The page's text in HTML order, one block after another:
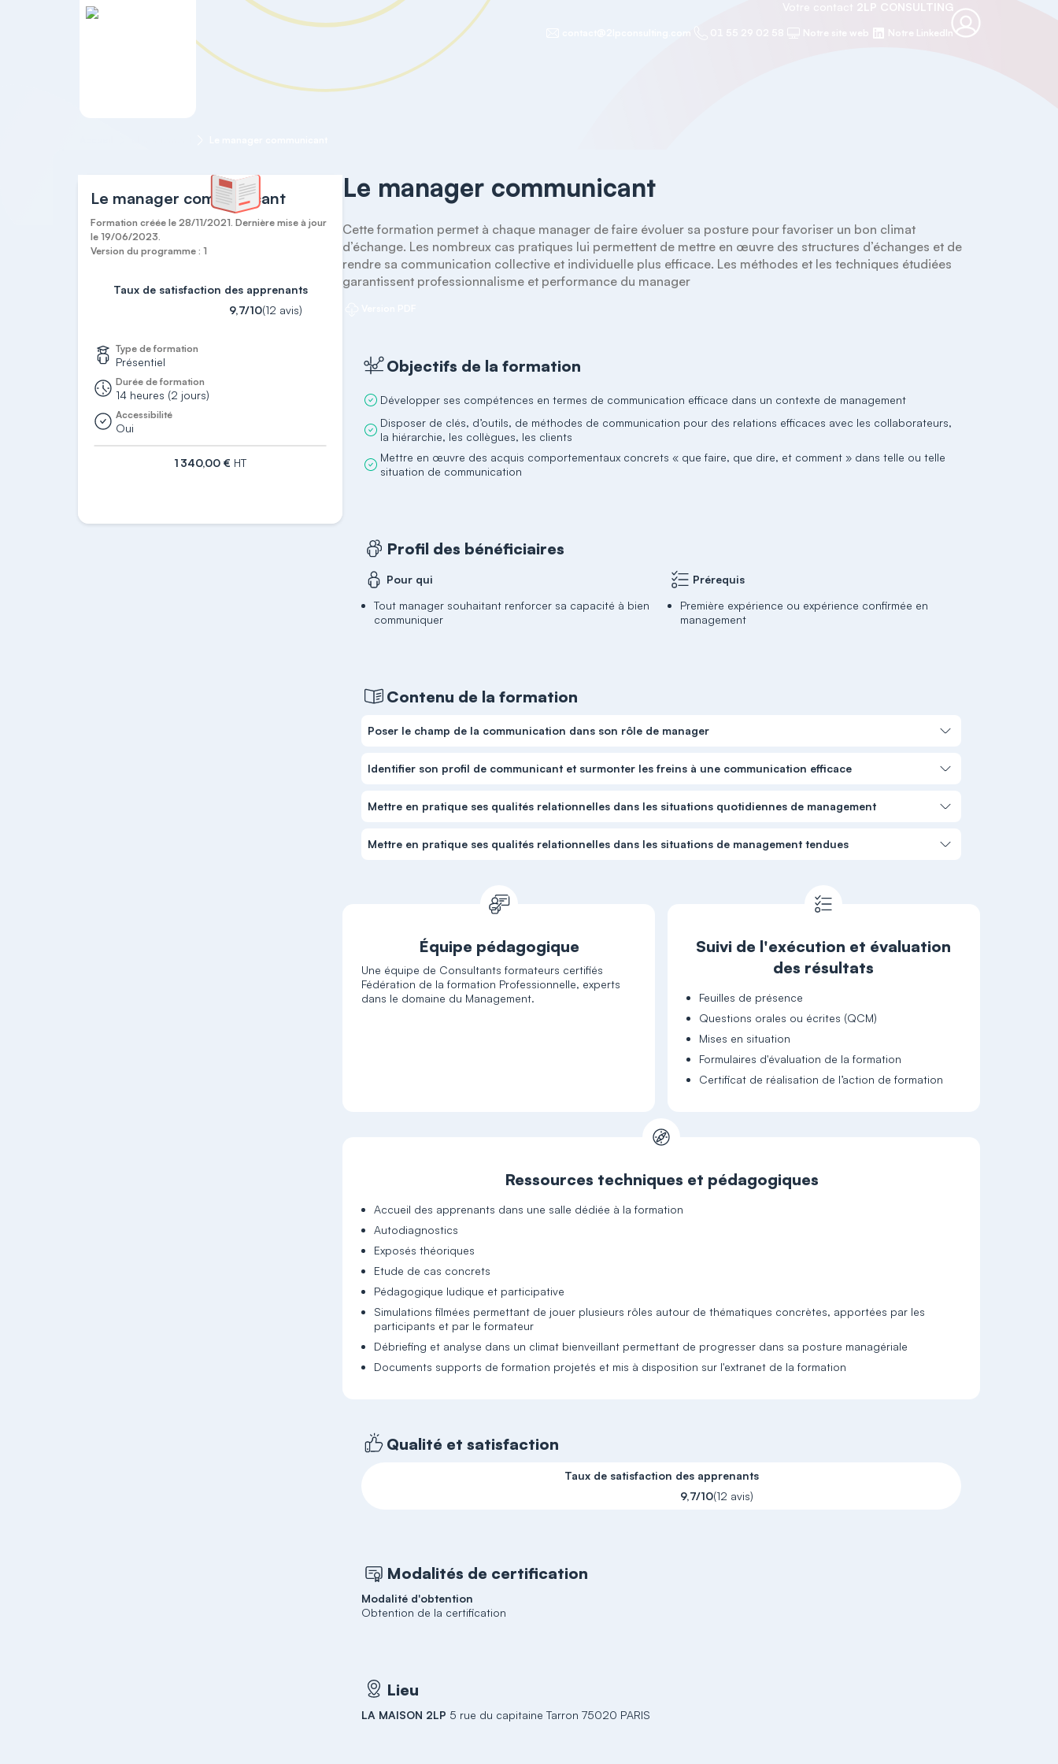
Votre contact 2LP CONSULTING
Notre site web Notre LinkedIn
Le manager communicant
Formation créée le 28/11/2021. Dernière mise à jour
le 19/06/2023.
Version du programme : 1
Taux de satisfaction des apprenants
9,7/10(12 avis)
Type de formation
Présentiel
Durée de formation
14 heures (2 jours)
Accessibilité
Oui
1 340,00 € HT
Le manager communicant
Cette formation permet à chaque manager de faire évoluer sa posture pour favoriser un bon climat
d’échange. Les nombreux cas pratiques lui permettent de mettre en œuvre des structures d’échanges et de
rendre sa communication collective et individuelle plus efficace. Les méthodes et les techniques étudiées
garantissent professionnalisme et performance du manager
Objectifs de la formation
Développer ses compétences en termes de communication efficace dans un contexte de management
Disposer de clés, d’outils, de méthodes de communication pour des relations efficaces avec les collaborateurs,
la hiérarchie, les collègues, les clients
Mettre en œuvre des acquis comportementaux concrets « que faire, que dire, et comment » dans telle ou telle
situation de communication
Profil des bénéficiaires
Pour qui
Tout manager souhaitant renforcer sa capacité à bien
communiquer
Prérequis
Première expérience ou expérience confirmée en
management
Contenu de la formation
Poser le champ de la communication dans son rôle de manager
Identifier son profil de communicant et surmonter les freins à une communication efficace
Mettre en pratique ses qualités relationnelles dans les situations quotidiennes de management
Mettre en pratique ses qualités relationnelles dans les situations de management tendues
Équipe pédagogique
Une équipe de Consultants formateurs certifiés
Fédération de la formation Professionnelle, experts
dans le domaine du Management.
Suivi de l'exécution et évaluation
des résultats
Feuilles de présence
Questions orales ou écrites (QCM)
Mises en situation
Formulaires d'évaluation de la formation
Certificat de réalisation de l’action de formation
Ressources techniques et pédagogiques
Accueil des apprenants dans une salle dédiée à la formation
Autodiagnostics
Exposés théoriques
Etude de cas concrets
Pédagogique ludique et participative
Simulations filmées permettant de jouer plusieurs rôles autour de thématiques concrètes, apportées par les
participants et par le formateur
Débriefing et analyse dans un climat bienveillant permettant de progresser dans sa posture managériale
Documents supports de formation projetés et mis à disposition sur l'extranet de la formation
Qualité et satisfaction
Taux de satisfaction des apprenants
9,7/10(12 avis)
Modalités de certification
Modalité d'obtention
Obtention de la certification
Lieu
LA MAISON 2LP 5 rue du capitaine Tarron 75020 PARIS